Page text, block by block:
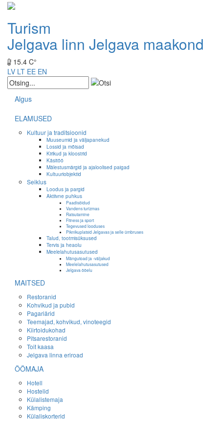
Turism
Jelgava linn Jelgava maakond
15.4 C°
LV LT EE EN
Algus
ELAMUSED
Kultuur ja traditsioonid
Muuseumid ja väljapanekud
Lossid ja mõisad
Kirikud ja kloostrid
Käsitöö
Mälestusmärgid ja ajaloolised paigad
Kultuuriobjektid
Seiklus
Loodus ja pargid
Aktiivne puhkus
Paadisõidud
Vandens turizmas
Ratsutamine
Fitness ja sport
Tegevused looduses
Piknikuplatsid Jelgavas ja selle ümbruses
Talud, tootmisüksused
Tervis ja heaolu
Meelelahutusasutused
Mängutoad ja -väljakud
Meelelahutusasutused
Jelgava ööelu
MAITSED
Restoranid
Kohvikud ja pubid
Pagariärid
Teemajad, kohvikud, vinoteegid
Kiirtoidukohad
Pitsarestoranid
Toit kaasa
Jelgava linna eriroad
ÖÖMAJA
Hotell
Hostelid
Külalistemaja
Kämping
Külaliskorterid